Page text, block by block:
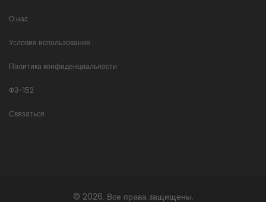
О нас
Условия использования
Политика конфиденциальности
ФЗ-152
Связаться
© 2026. Все права защищены.